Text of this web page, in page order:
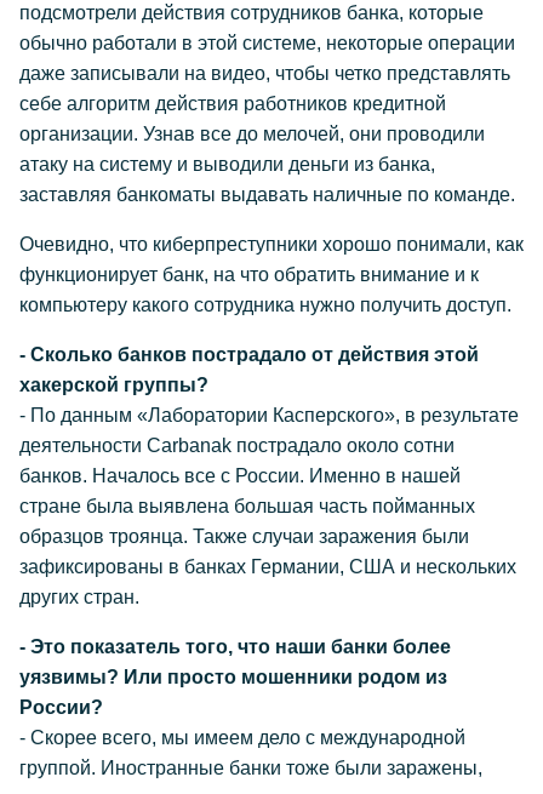
подсмотрели действия сотрудников банка, которые
обычно работали в этой системе, некоторые операции
даже записывали на видео, чтобы четко представлять
себе алгоритм действия работников кредитной
организации. Узнав все до мелочей, они проводили
атаку на систему и выводили деньги из банка,
заставляя банкоматы выдавать наличные по команде.
Очевидно, что киберпреступники хорошо понимали, как
функционирует банк, на что обратить внимание и к
компьютеру какого сотрудника нужно получить доступ.
- Сколько банков пострадало от действия этой
хакерской группы?
- По данным «Лаборатории Касперского», в результате
деятельности Carbanak пострадало около сотни
банков. Началось все с России. Именно в нашей
стране была выявлена большая часть пойманных
образцов троянца. Также случаи заражения были
зафиксированы в банках Германии, США и нескольких
других стран.
- Это показатель того, что наши банки более
уязвимы? Или просто мошенники родом из
России?
- Скорее всего, мы имеем дело с международной
группой. Иностранные банки тоже были заражены,